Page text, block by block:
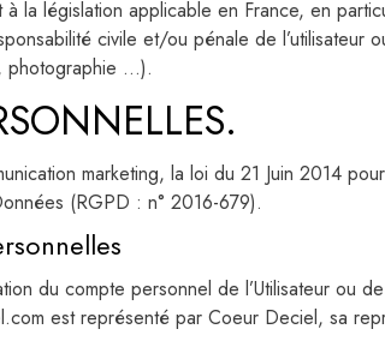
la législation applicable en France, en
civile et/ou pénale de l’utilisateur
photographie …).
marketing, la loi du 21 Juin 2014
(RGPD : n° 2016-679).
du compte personnel de l’Utilisateur ou
est représenté par Coeur Deciel, sa